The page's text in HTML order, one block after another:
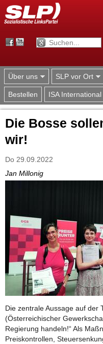
Über uns SLP vor Ort
Bestellen ISA International
Die Bosse
wir!
Do 29.09.2022
Jan Millonig
Die zentrale Aussage auf der
(Österreichischer
Regierung handeln!“ Als
Preiskontrollen,